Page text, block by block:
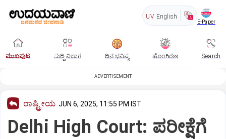
UV English
E-Paper
ಮುಖಪುಟ ಸುದ್ದಿ ವಿಭಾಗ ದಿನ ಭವಿಷ್ಯ ಹೊಂಗಿರಣ Search
ADVERTISEMENT
ರಾಷ್ಟ್ರೀಯ JUN 6, 2025, 11:55 PM IST
Delhi High Court: ಪರೀಕ್ಷೆಗೆ